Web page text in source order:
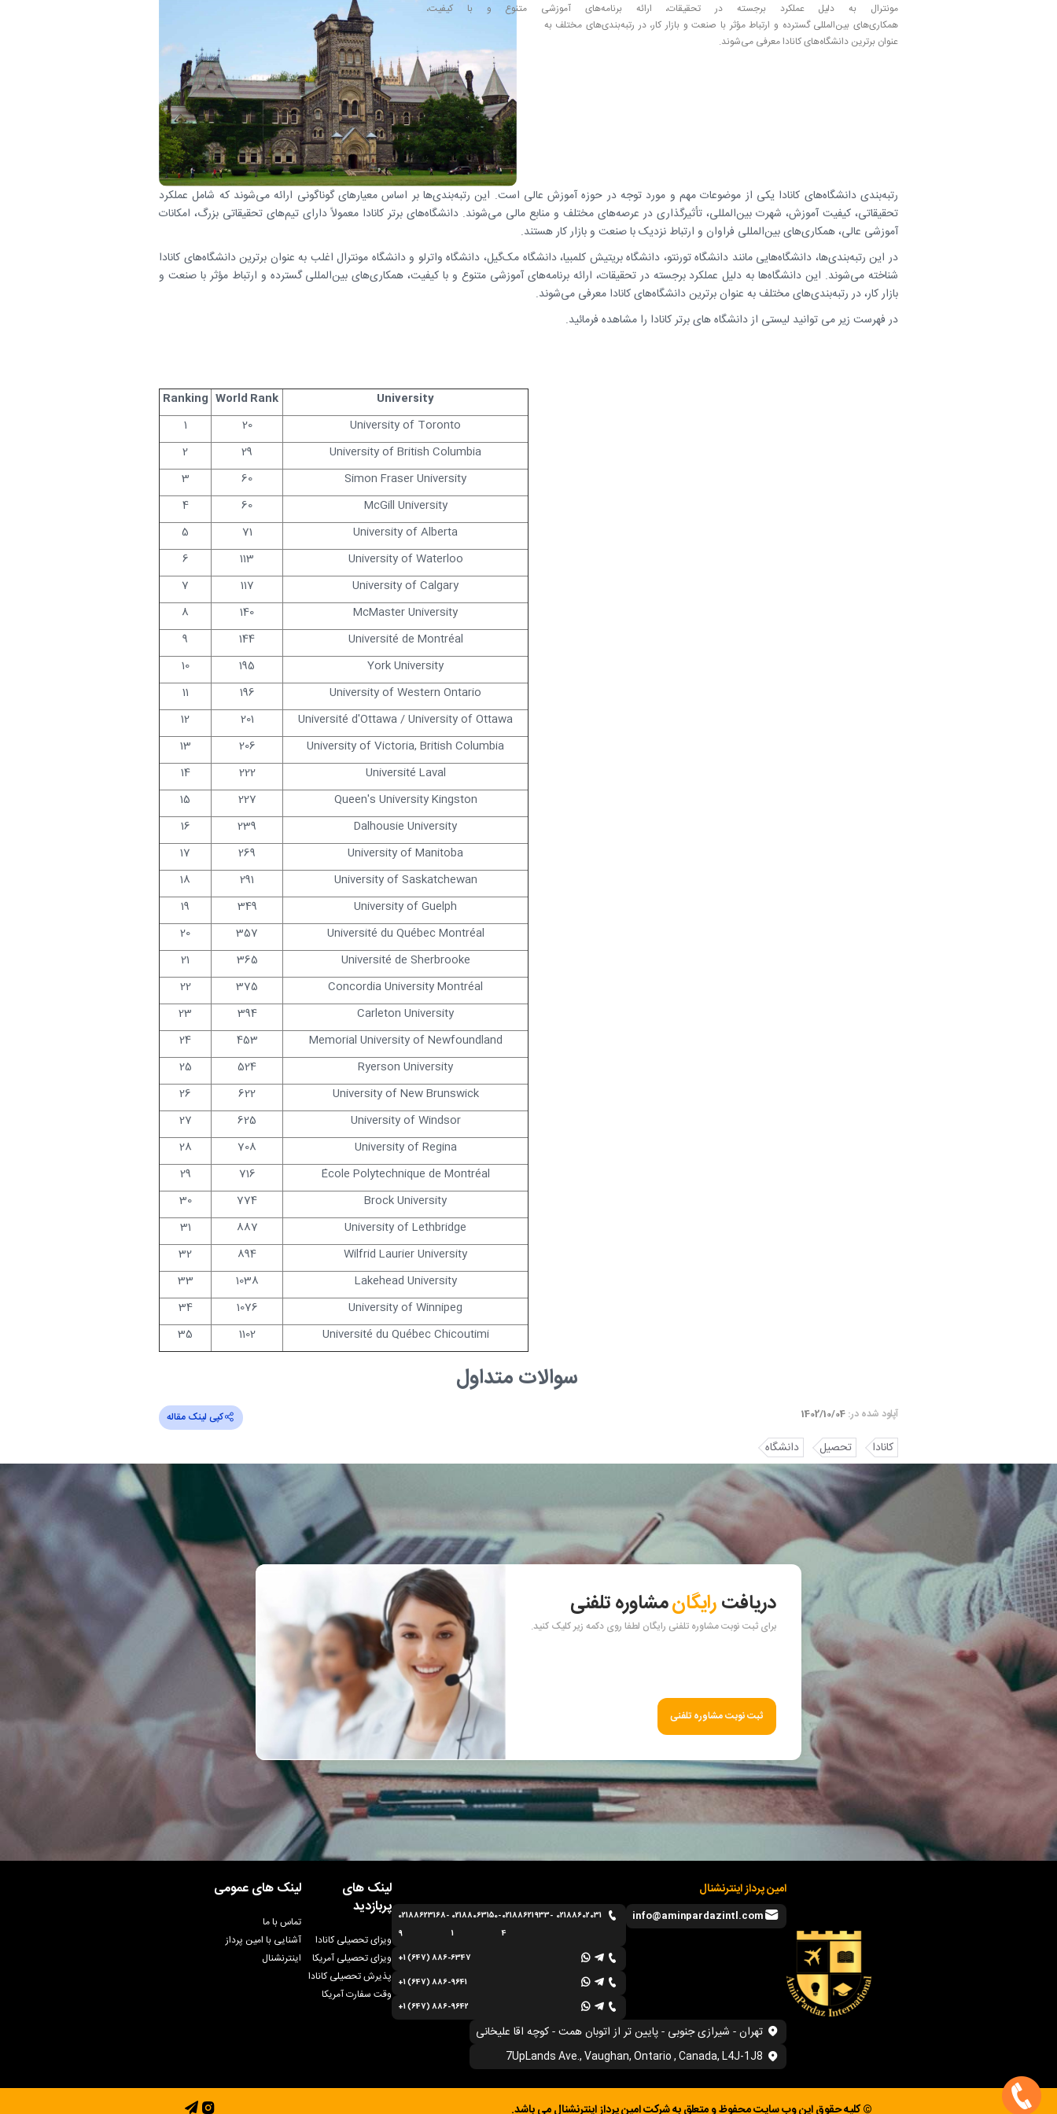
مونترال به دلیل عملکرد برجسته در تحقیقات، ارائه برنامه‌های آموزشی متنوع و با کیفیت،
همکاری‌های بین‌المللی گسترده و ارتباط مؤثر با صنعت و بازار کار، در رتبه‌بندی‌های مختلف به
عنوان برترین دانشگاه‌های کانادا معرفی می‌شوند.
رتبه‌بندی دانشگاه‌های کانادا یکی از موضوعات مهم و مورد توجه در حوزه آموزش عالی است. این رتبه‌بندی‌ها بر اساس معیارهای گوناگونی ارائه می‌شوند که شامل عملکرد
تحقیقاتی، کیفیت آموزش، شهرت بین‌المللی، تأثیرگذاری در عرصه‌های مختلف و منابع مالی می‌شوند. دانشگاه‌های برتر کانادا معمولاً دارای تیم‌های تحقیقاتی بزرگ، امکانات
آموزشی عالی، همکاری‌های بین‌المللی فراوان و ارتباط نزدیک با صنعت و بازار کار هستند.
در این رتبه‌بندی‌ها، دانشگاه‌هایی مانند دانشگاه تورنتو، دانشگاه بریتیش کلمبیا، دانشگاه مک‌گیل، دانشگاه واترلو و دانشگاه مونترال اغلب به عنوان برترین دانشگاه‌های کانادا
شناخته می‌شوند. این دانشگاه‌ها به دلیل عملکرد برجسته در تحقیقات، ارائه برنامه‌های آموزشی متنوع و با کیفیت، همکاری‌های بین‌المللی گسترده و ارتباط مؤثر با صنعت و
بازار کار، در رتبه‌بندی‌های مختلف به عنوان برترین دانشگاه‌های کانادا معرفی می‌شوند.
در فهرست زیر می توانید لیستی از دانشگاه های برتر کانادا را مشاهده فرمائید.
Ranking World Rank
University
1
20
University of Toronto
2
29
University of British Columbia
3
60
Simon Fraser University
4
60
McGill University
5
71
University of Alberta
6
113
University of Waterloo
7
117
University of Calgary
8
140
McMaster University
9
144
Université de Montréal
10
195
York University
11
196
University of Western Ontario
12
201
Université d'Ottawa / University of Ottawa
13
206
University of Victoria, British Columbia
14
222
Université Laval
15
227
Queen's University Kingston
16
239
Dalhousie University
17
269
University of Manitoba
18
291
University of Saskatchewan
19
349
University of Guelph
20
357
Université du Québec Montréal
21
365
Université de Sherbrooke
22
375
Concordia University Montréal
23
394
Carleton University
24
453
Memorial University of Newfoundland
25
524
Ryerson University
26
622
University of New Brunswick
27
625
University of Windsor
28
708
University of Regina
29
716
École Polytechnique de Montréal
30
774
Brock University
31
887
University of Lethbridge
32
894
Wilfrid Laurier University
33
1038
Lakehead University
34
1076
University of Winnipeg
35
1102 Université du Québec Chicoutimi
سوالات متداول
آپلود شده در: 1402/10/04 کپی لینک مقاله
کانادا تحصیل دانشگاه
دریافترایگانمشاوره تلفنی
برای ثبت نوبت مشاوره تلفنی رایگان لطفا روی دکمه زیر کلیک کنید.
ثبت نوبت مشاوره تلفنی
امین پرداز اینترنشنال
info@aminpardazintl.com
02188623168-
9
02188063150-
1
02188621933-
4
02188602031
+1 (647) 886-6347
+1 (647) 886-9641
+1 (647) 886-9642
تهران - شیرازی جنوبی - پایین تر از اتوبان همت - کوچه اقا علیخانی
7UpLands Ave., Vaughan, Ontario , Canada, L4J-1J8
لینک های
پربازدید
ویزای تحصیلی کانادا
ویزای تحصیلی آمریکا
پذیرش تحصیلی کانادا
وقت سفارت آمریکا
لینک های عمومی
تماس با ما
آشنایی با امین پرداز
اینترنشنال
© کلیه حقوق این وب سایت محفوظ و متعلق به شرکت امین پرداز اینترنشنال می باشد.